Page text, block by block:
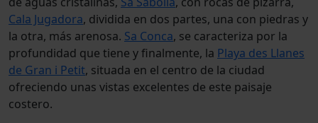
Cala Jugadora, dividida en dos partes, una con piedras y
la otra, más arenosa. Sa Conca, se caracteriza por la
profundidad que tiene y finalmente, la Playa des Llanes
de Gran i Petit, situada en el centro de la ciudad
ofreciendo unas vistas excelentes de este paisaje
costero.